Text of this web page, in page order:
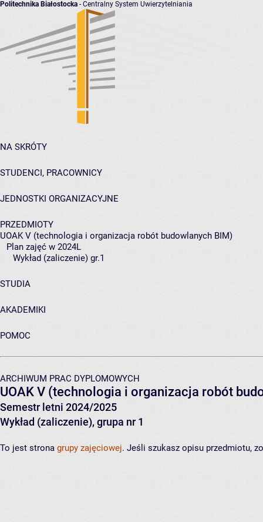
Politechnika Białostocka - Centralny System Uwierzytelniania
NA SKRÓTY
STUDENCI, PRACOWNICY
JEDNOSTKI ORGANIZACYJNE
PRZEDMIOTY
UOAK V (technologia i organizacja robót budowlanych BIM)
Plan zajęć w 2024L
Wykład (zaliczenie) gr.1
STUDIA
AKADEMIKI
POMOC
ARCHIWUM PRAC DYPLOMOWYCH
UOAK V (technologia i organizacja robót
Semestr letni 2024/2025
Wykład (zaliczenie), grupa nr 1
To jest strona grupy zajęciowej. Jeśli szukasz opisu przedmiotu,